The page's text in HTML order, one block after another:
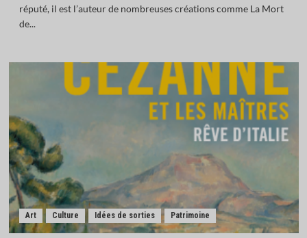
réputé, il est l’auteur de nombreuses créations comme La Mort
de...
Art Culture Idées de sorties Patrimoine